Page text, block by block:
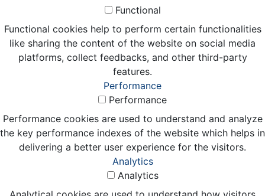
Functional
Functional cookies help to perform certain functionalities
like sharing the content of the website on social media
platforms, collect feedbacks, and other third-party
features.
Performance
Performance
Performance cookies are used to understand and analyze
the key performance indexes of the website which helps in
delivering a better user experience for the visitors.
Analytics
Analytics